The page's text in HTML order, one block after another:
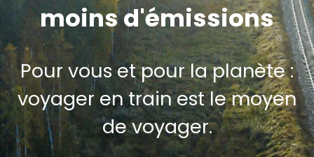
moins d'émissions
Pour vous et pour la planète :
voyager en train est le moyen
de voyager.